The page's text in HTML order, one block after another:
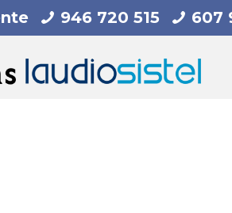
946 720 515 607